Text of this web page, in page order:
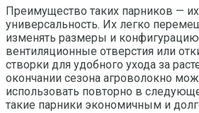
Преимущество таких парников —
универсальность. Их легко
изменять размеры и
вентиляционные отверстия или
створки для удобного ухода за
окончании сезона агроволокно
использовать повторно в
такие парники экономичным и